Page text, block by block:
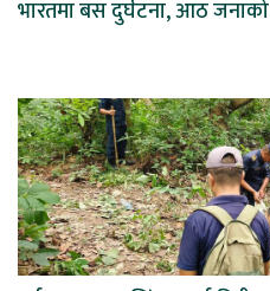
भारतमा बस दुर्घटना, आठ